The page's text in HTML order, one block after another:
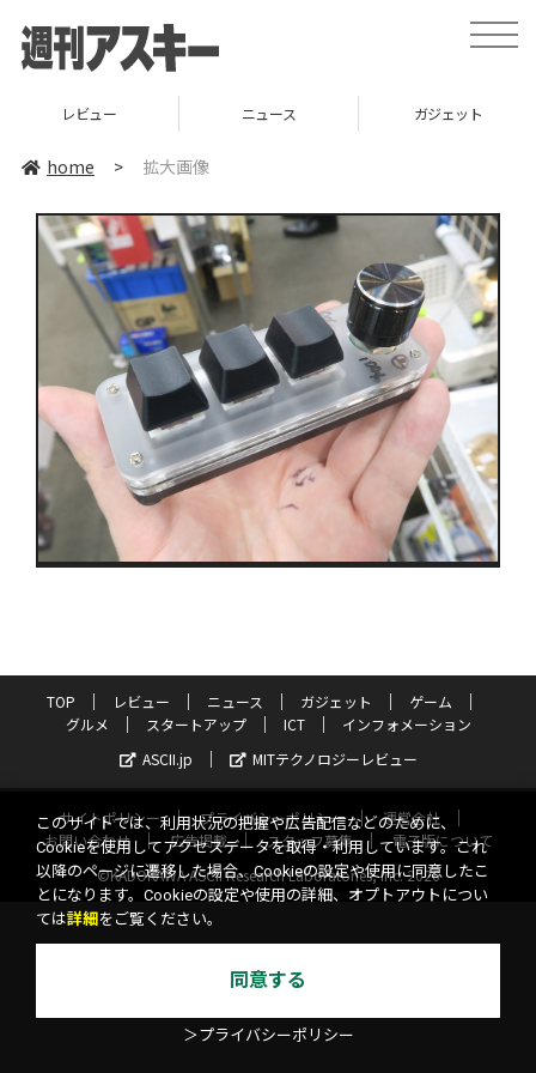
toggle
レビュー ニュース ガジェット
home > 拡大画像
TOP レビュー ニュース ガジェット
ゲーム
グルメ
スタートアップ ICT
インフォメーション
ASCII.jp
MITテクノロジーレビュー
サイトポリシー プライバシーポリシー
運営会社
お問い合わせ
広告掲載 スタッフ募集
電子版について
©KADOKAWA ASCII Research Laboratories, Inc. 2026
このサイトでは、利用状況の把握や広告配信などのために、
Cookieを使用してアクセスデータを取得・利用しています。これ
以降のページに遷移した場合、Cookieの設定や使用に同意したこ
とになります。Cookieの設定や使用の詳細、オプトアウトについ
ては詳細 をご覧ください。
同意する
＞プライバシーポリシー